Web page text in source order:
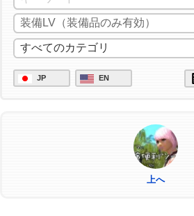
JP EN
上へ